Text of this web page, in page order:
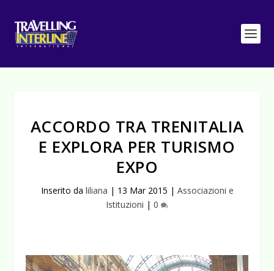
ACCORDO TRA TRENITALIA
E EXPLORA PER TURISMO
EXPO
Inserito da liliana | 13 Mar 2015 | Associazioni e
Istituzioni | 0